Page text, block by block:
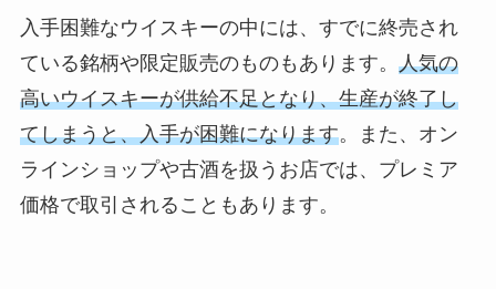
入手困難なウイスキーの中には、すでに終売され
ている銘柄や限定販売のものもあります。 人気の
高いウイスキーが供給不足となり、生産が終了し
てしまうと、入手が困難になります。また、オン
ラインショップや古酒を扱うお店では、プレミア
価格で取引されることもあります。